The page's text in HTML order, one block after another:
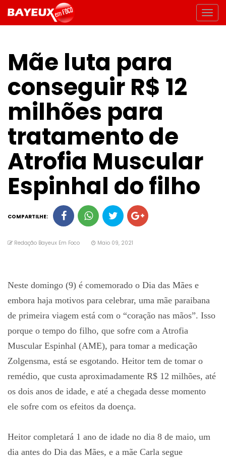
Mãe luta para
conseguir R$ 12
milhões para
tratamento de
Atrofia Muscular
Espinhal do filho
COMPARTILHE:
Redação Bayeux Em Foco Maio 09, 2021
Neste domingo (9) é comemorado o Dia das Mães e
embora haja motivos para celebrar, uma mãe paraibana
de primeira viagem está com o “coração nas mãos”. Isso
porque o tempo do filho, que sofre com a Atrofia
Muscular Espinhal (AME), para tomar a medicação
Zolgensma, está se esgotando. Heitor tem de tomar o
remédio, que custa aproximadamente R$ 12 milhões, até
os dois anos de idade, e até a chegada desse momento
ele sofre com os efeitos da doença.
Heitor completará 1 ano de idade no dia 8 de maio, um
dia antes do Dia das Mães, e a mãe Carla segue